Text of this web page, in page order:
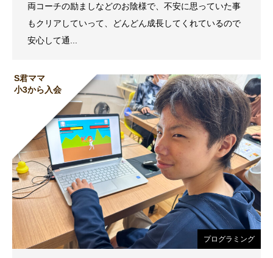
両コーチの励ましなどのお陰様で、不安に思っていた事
もクリアしていって、どんどん成長してくれているので
安心して通...
S君ママ
小3から入会
プログラミング